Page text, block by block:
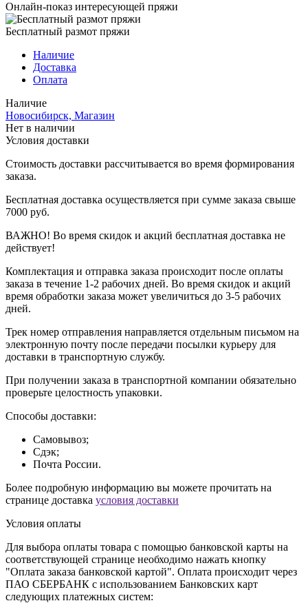
Онлайн-показ интересующей пряжи
Бесплатный размот пряжи
Наличие
Доставка
Оплата
Наличие
Новосибирск, Магазин
Нет в наличии
Условия доставки
Стоимость доставки рассчитывается во время формирования
заказа.
Бесплатная доставка осуществляется при сумме заказа свыше
7000 руб.
ВАЖНО! Во время скидок и акций бесплатная доставка не
действует!
Комплектация и отправка заказа происходит после оплаты
заказа в течение 1-2 рабочих дней. Во время скидок и акций
время обработки заказа может увеличиться до 3-5 рабочих
дней.
Трек номер отправления направляется отдельным письмом на
электронную почту после передачи посылки курьеру для
доставки в транспортную службу.
При получении заказа в транспортной компании обязательно
проверьте целостность упаковки.
Способы доставки:
Самовывоз;
Сдэк;
Почта России.
Более подробную информацию вы можете прочитать на
странице доставка условия доставки
Условия оплаты
Для выбора оплаты товара с помощью банковской карты на
соответствующей странице необходимо нажать кнопку
"Оплата заказа банковской картой". Оплата происходит через
ПАО СБЕРБАНК с использованием Банковских карт
следующих платежных систем: